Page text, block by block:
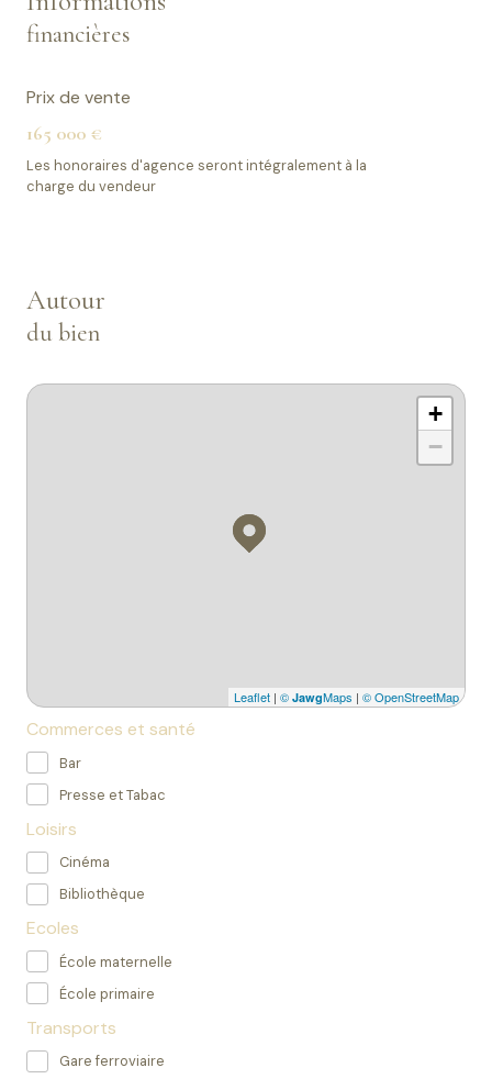
financières
Prix de vente
165 000 €
Les honoraires d'agence seront intégralement à la
charge du vendeur
Autour
du bien
+
−
Leaflet | © JawgMaps | © OpenStreetMap
Commerces et santé
Bar
Presse et Tabac
Loisirs
Cinéma
Bibliothèque
Ecoles
École maternelle
École primaire
Transports
Gare ferroviaire